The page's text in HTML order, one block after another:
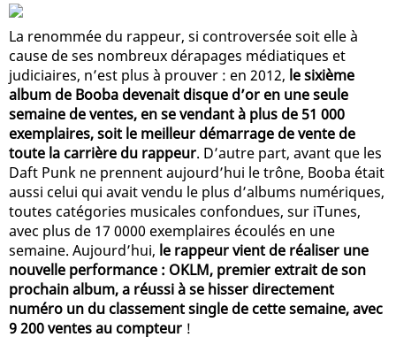
La renommée du rappeur, si controversée soit elle à
cause de ses nombreux dérapages médiatiques et
judiciaires, n’est plus à prouver : en 2012, le sixième
album de Booba devenait disque d’or en une seule
semaine de ventes, en se vendant à plus de 51 000
exemplaires, soit le meilleur démarrage de vente de
toute la carrière du rappeur. D’autre part, avant que les
Daft Punk ne prennent aujourd’hui le trône, Booba était
aussi celui qui avait vendu le plus d’albums numériques,
toutes catégories musicales confondues, sur iTunes,
avec plus de 17 0000 exemplaires écoulés en une
semaine. Aujourd’hui, le rappeur vient de réaliser une
nouvelle performance : OKLM, premier extrait de son
prochain album, a réussi à se hisser directement
numéro un du classement single de cette semaine, avec
9 200 ventes au compteur !